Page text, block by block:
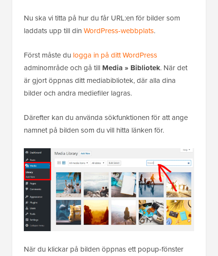
Nu ska vi titta på hur du får URL:en för bilder som
laddats upp till din WordPress-webbplats.
Först måste du logga in på ditt WordPress
adminområde och gå till Media» Bibliotek. När det
är gjort öppnas ditt mediabibliotek, där alla dina
bilder och andra mediefiler lagras.
Därefter kan du använda sökfunktionen för att ange
namnet på bilden som du vill hitta länken för.
När du klickar på bilden öppnas ett popup-fönster